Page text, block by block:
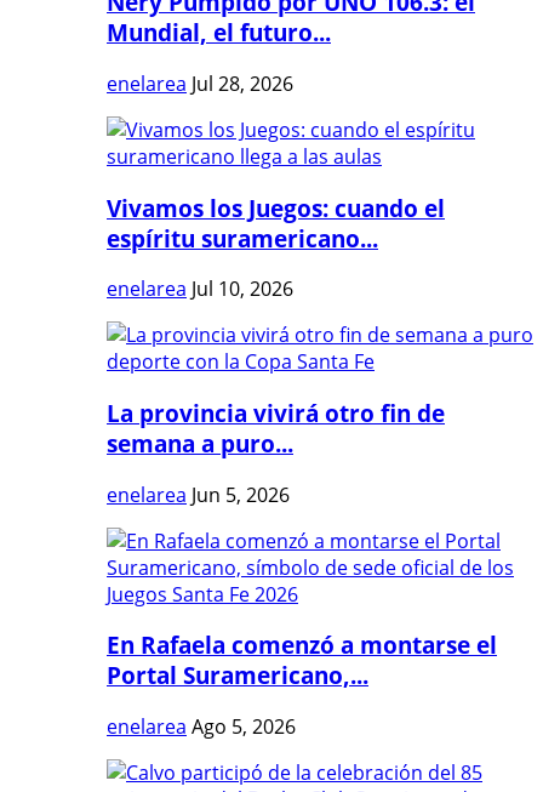
Mundial, el futuro...
enelarea Jul 28, 2026
Vivamos los Juegos: cuando el
espíritu suramericano...
enelarea Jul 10, 2026
La provincia vivirá otro fin de
semana a puro...
enelarea Jun 5, 2026
En Rafaela comenzó a montarse el
Portal Suramericano,...
enelarea Ago 5, 2026